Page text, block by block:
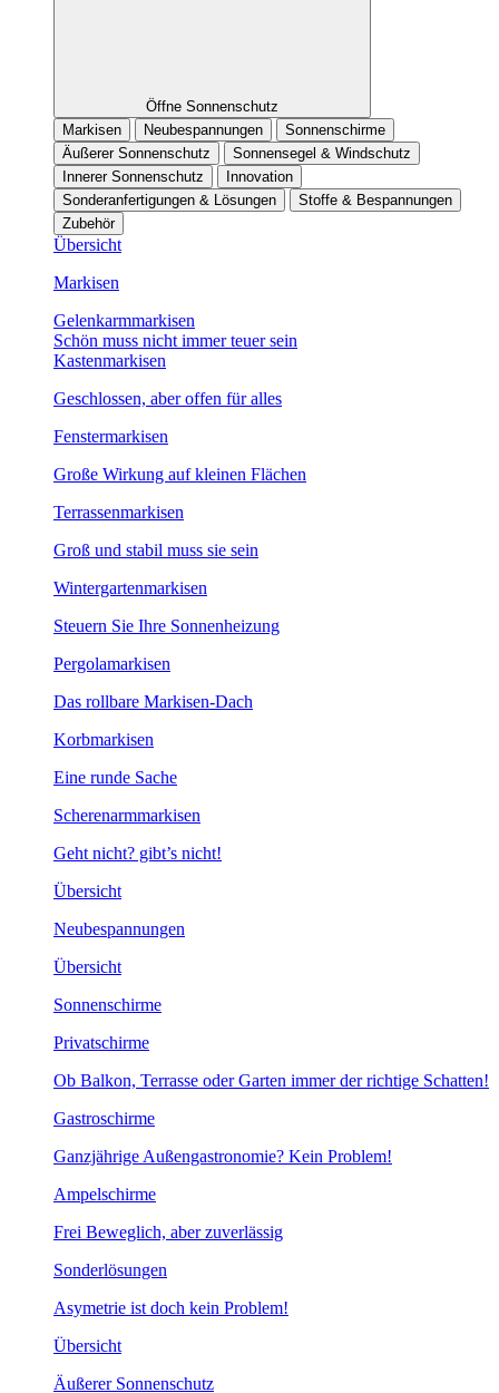
Öffne Sonnenschutz
Markisen
Neubespannungen
Sonnenschirme
Äußerer Sonnenschutz
Sonnensegel & Windschutz
Innerer Sonnenschutz
Innovation
Sonderanfertigungen & Lösungen
Stoffe & Bespannungen
Zubehör
Übersicht
Markisen
Gelenkarmmarkisen
Schön muss nicht immer teuer sein
Kastenmarkisen
Geschlossen, aber offen für alles
Fenstermarkisen
Große Wirkung auf kleinen Flächen
Terrassenmarkisen
Groß und stabil muss sie sein
Wintergartenmarkisen
Steuern Sie Ihre Sonnenheizung
Pergolamarkisen
Das rollbare Markisen-Dach
Korbmarkisen
Eine runde Sache
Scherenarmmarkisen
Geht nicht? gibt’s nicht!
Übersicht
Neubespannungen
Übersicht
Sonnenschirme
Privatschirme
Ob Balkon, Terrasse oder Garten immer der richtige Schatten!
Gastroschirme
Ganzjährige Außengastronomie? Kein Problem!
Ampelschirme
Frei Beweglich, aber zuverlässig
Sonderlösungen
Asymetrie ist doch kein Problem!
Übersicht
Äußerer Sonnenschutz